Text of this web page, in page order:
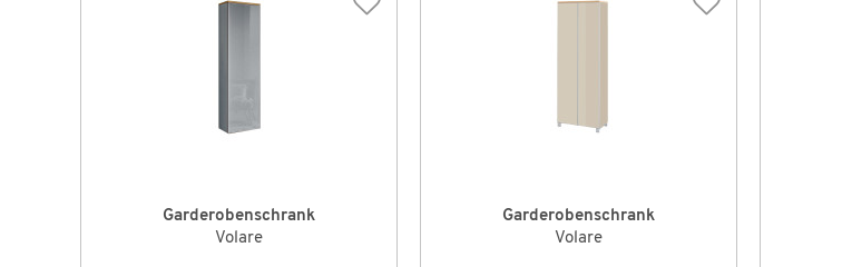
Garderobenschrank
Volare
Garderobenschrank
Volare